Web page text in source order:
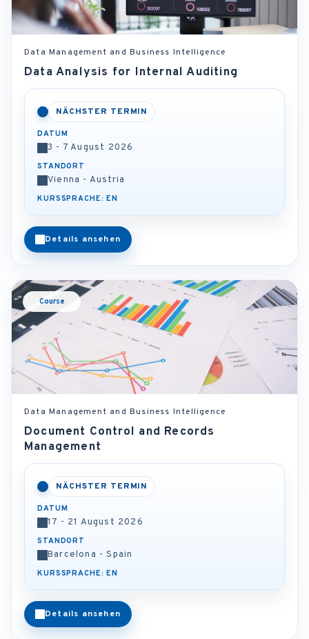
Data Management and Business Intelligence
Data Analysis for Internal Auditing
NÄCHSTER TERMIN
DATUM
3 - 7 August 2026
STANDORT
Vienna - Austria
KURSSPRACHE: EN
Details ansehen
Course
Data Management and Business Intelligence
Document Control and Records
Management
NÄCHSTER TERMIN
DATUM
17 - 21 August 2026
STANDORT
Barcelona - Spain
KURSSPRACHE: EN
Details ansehen